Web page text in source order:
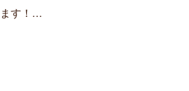
す！…